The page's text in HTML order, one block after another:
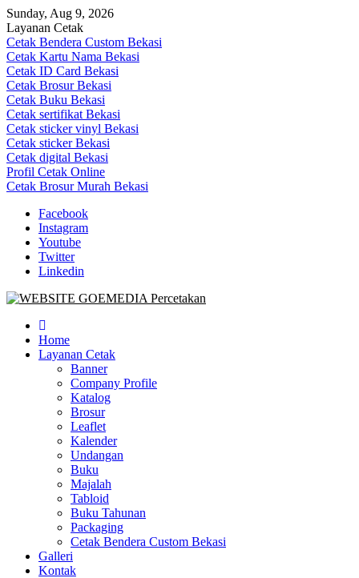
Skip
to
content
Sunday, Aug 9, 2026
Layanan Cetak
Cetak Bendera Custom Bekasi
Cetak Kartu Nama Bekasi
Cetak ID Card Bekasi
Cetak Brosur Bekasi
Cetak Buku Bekasi
Cetak sertifikat Bekasi
Cetak sticker vinyl Bekasi
Cetak sticker Bekasi
Cetak digital Bekasi
Profil Cetak Online
Cetak Brosur Murah Bekasi
Facebook
Instagram
Youtube
Twitter
Linkedin
Goe Media Percetakan | 0822-4439-5599 (Call/WA)
0822-4439-5599 (Call/WA) Percetakan jasa cetak banner buku yasin
invoice kartu nama label map nota spanduk stiker undangan
pernikahan murah online 24 jam
Home
Layanan Cetak
Banner
Company Profile
Katalog
Brosur
Leaflet
Kalender
Undangan
Buku
Majalah
Tabloid
Buku Tahunan
Packaging
Cetak Bendera Custom Bekasi
Galleri
Kontak